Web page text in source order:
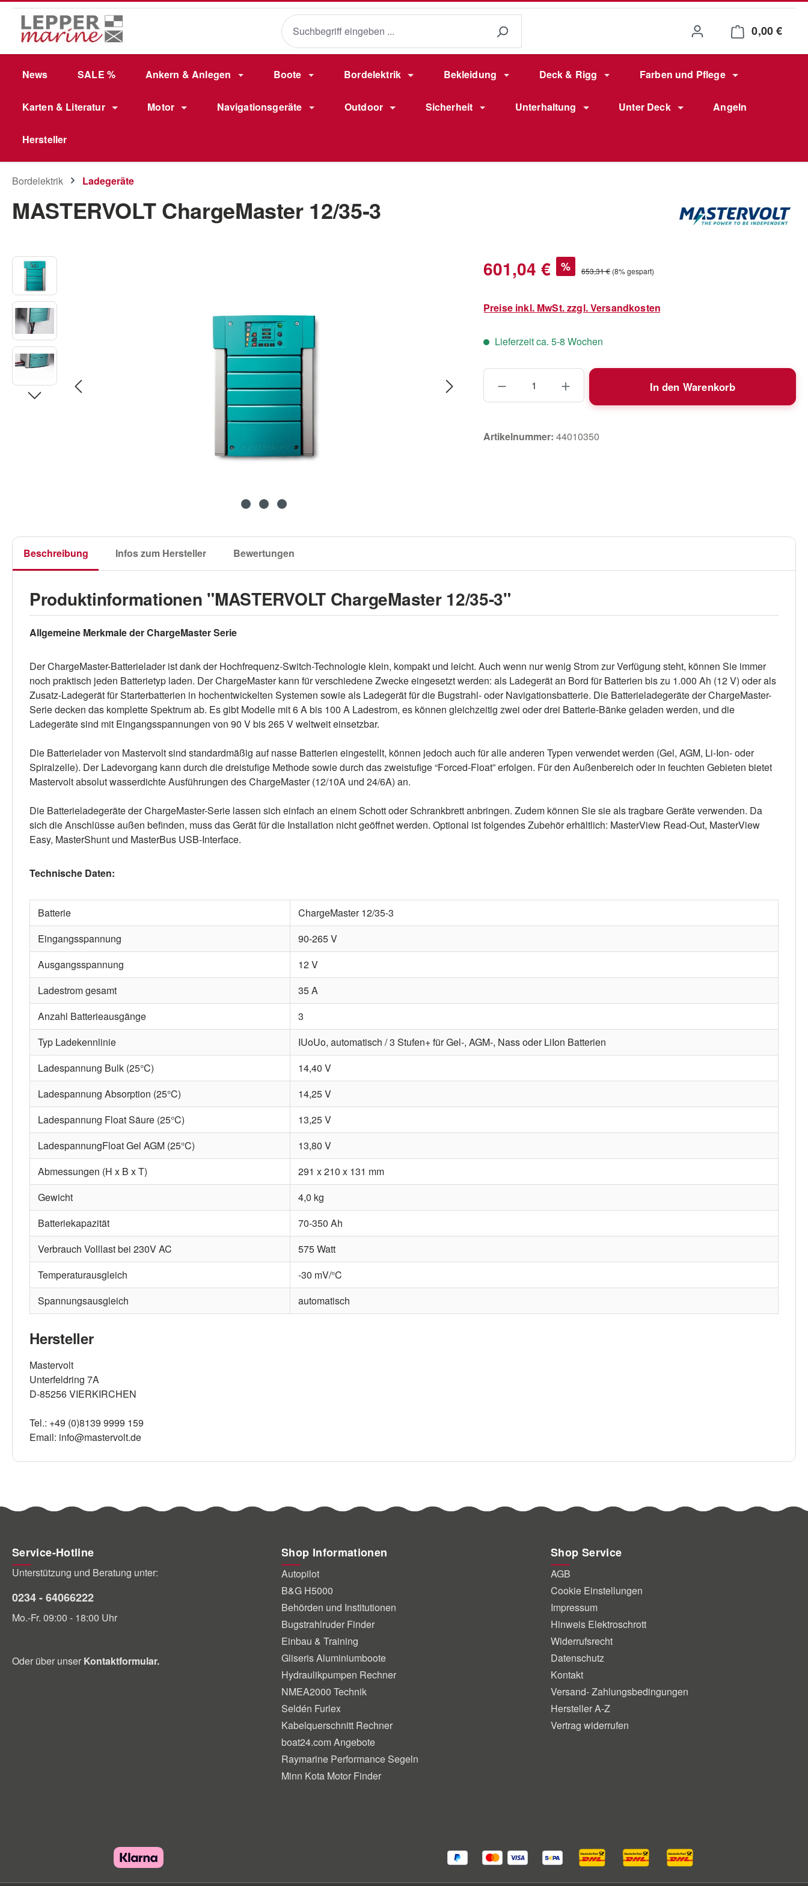
Hauptinhalt springen
Zur Suche springen
Zur Hauptnavigation springen
0,00 €
News SALE % Ankern & Anlegen Boote Bordelektrik Bekleidung Deck & Rigg Farben und Pflege
Karten & Literatur Motor Navigationsgeräte Outdoor Sicherheit Unterhaltung Unter Deck Angeln
Hersteller
Bordelektrik Ladegeräte
MASTERVOLT ChargeMaster 12/35-3
Bildergalerie überspringen Verkaufspreis:
601,04 € % Regulärer Preis:
653,31 € (8% gespart)
Preise inkl. MwSt. zzgl. Versandkosten
Lieferzeit ca. 5-8 Wochen
Produkt Anzahl: Gib den gewünschten Wert
In den Warenkorb
Artikelnummer: 44010350
Beschreibung Infos zum Hersteller Bewertungen
Produktinformationen "MASTERVOLT ChargeMaster 12/35-3"
Allgemeine Merkmale der ChargeMaster Serie
Der ChargeMaster-Batterielader ist dank der Hochfrequenz-Switch-Technologie klein, kompakt und leicht. Auch wenn nur wenig Strom zur Verfügung steht, können Sie immer
noch praktisch jeden Batterietyp laden. Der ChargeMaster kann für verschiedene Zwecke eingesetzt werden: als Ladegerät an Bord für Batterien bis zu 1.000 Ah (12 V) oder als
Zusatz-Ladegerät für Starterbatterien in hochentwickelten Systemen sowie als Ladegerät für die Bugstrahl- oder Navigationsbatterie. Die Batterieladegeräte der ChargeMaster-
Serie decken das komplette Spektrum ab. Es gibt Modelle mit 6 A bis 100 A Ladestrom, es können gleichzeitig zwei oder drei Batterie-Bänke geladen werden, und die
Ladegeräte sind mit Eingangsspannungen von 90 V bis 265 V weltweit einsetzbar.
Die Batterielader von Mastervolt sind standardmäßig auf nasse Batterien eingestellt, können jedoch auch für alle anderen Typen verwendet werden (Gel, AGM, Li-Ion- oder
Spiralzelle). Der Ladevorgang kann durch die dreistufige Methode sowie durch das zweistufige “Forced-Float” erfolgen. Für den Außenbereich oder in feuchten Gebieten bietet
Mastervolt absolut wasserdichte Ausführungen des ChargeMaster (12/10A und 24/6A) an.
Die Batterieladegeräte der ChargeMaster-Serie lassen sich einfach an einem Schott oder Schrankbrett anbringen. Zudem können Sie sie als tragbare Geräte verwenden. Da
sich die Anschlüsse außen befinden, muss das Gerät für die Installation nicht geöffnet werden. Optional ist folgendes Zubehör erhältlich: MasterView Read-Out, MasterView
Easy, MasterShunt und MasterBus USB-Interface.
Technische Daten:
Batterie
ChargeMaster 12/35-3
Eingangsspannung
90-265 V
Ausgangsspannung
12 V
Ladestrom gesamt
35 A
Anzahl Batterieausgänge
3
Typ Ladekennlinie
IUoUo, automatisch / 3 Stufen+ für Gel-, AGM-, Nass oder LiIon Batterien
Ladespannung Bulk (25°C)
14,40 V
Ladespannung Absorption (25°C)
14,25 V
Ladespannung Float Säure (25°C)
13,25 V
LadespannungFloat Gel AGM (25°C)
13,80 V
Abmessungen (H x B x T)
291 x 210 x 131 mm
Gewicht
4,0 kg
Batteriekapazität
70-350 Ah
Verbrauch Volllast bei 230V AC
575 Watt
Temperaturausgleich
-30 mV/°C
Spannungsausgleich
automatisch
Hersteller
Mastervolt
Unterfeldring 7A
D-85256 VIERKIRCHEN
Tel.: +49 (0)8139 9999 159
Email: info@mastervolt.de
Service-Hotline
Unterstützung und Beratung unter:
0234 - 64066222
Mo.-Fr. 09:00 - 18:00 Uhr
Oder über unser Kontaktformular.
Shop Informationen
Autopilot
B&G H5000
Behörden und Institutionen
Bugstrahlruder Finder
Einbau & Training
Gliseris Aluminiumboote
Hydraulikpumpen Rechner
NMEA2000 Technik
Seldén Furlex
Kabelquerschnitt Rechner
boat24.com Angebote
Raymarine Performance Segeln
Minn Kota Motor Finder
Shop Service
AGB
Cookie Einstellungen
Impressum
Hinweis Elektroschrott
Widerrufsrecht
Datenschutz
Kontakt
Versand- Zahlungsbedingungen
Hersteller A-Z
Vertrag widerrufen